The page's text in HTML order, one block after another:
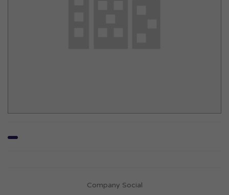
Company Social